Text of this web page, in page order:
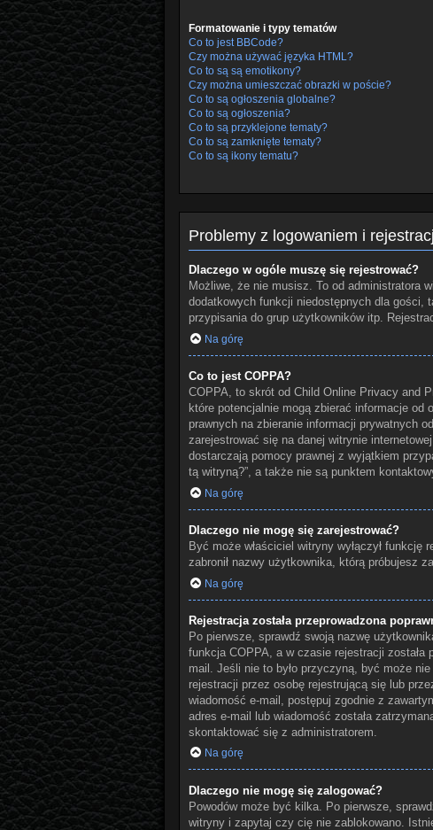
Formatowanie i typy tematów
Co to jest BBCode?
Czy można używać języka HTML?
Co to są są emotikony?
Czy można umieszczać obrazki w poście?
Co to są ogłoszenia globalne?
Co to są ogłoszenia?
Co to są przyklejone tematy?
Co to są zamknięte tematy?
Co to są ikony tematu?
Problemy z logowaniem i
Dlaczego w ogóle muszę się rejestrować?
Możliwe, że nie musisz. To od administratora
dodatkowych funkcji niedostępnych dla gości,
przypisania do grup użytkowników itp.
Na górę
Co to jest COPPA?
COPPA, to skrót od Child Online Privacy and
które potencjalnie mogą zbierać informacje od
prawnych na zbieranie informacji prywatnych
zarejestrować się na danej witrynie
dostarczają pomocy prawnej z wyjątkiem
tą witryną?”, a także nie są punktem
Na górę
Dlaczego nie mogę się zarejestrować?
Być może właściciel witryny wyłączył
zabronił nazwy użytkownika, którą próbujesz
Na górę
Rejestracja została przeprowadzona
Po pierwsze, sprawdź swoją nazwę
funkcja COPPA, a w czasie rejestracji
mail. Jeśli nie to było przyczyną, być może
rejestracji przez osobę rejestrującą się lub
wiadomość e-mail, postępuj zgodnie z
adres e-mail lub wiadomość została
skontaktować się z administratorem.
Na górę
Dlaczego nie mogę się zalogować?
Powodów może być kilka. Po pierwsze,
witryny i zapytaj czy cię nie zablokowano.